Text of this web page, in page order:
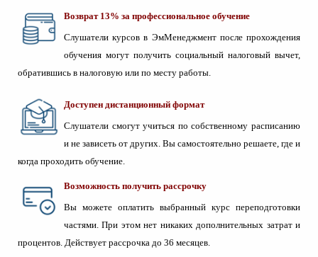
Возврат 13% за профессиональное обучение
Слушатели курсов в ЭмМенеджмент после прохождения
обучения могут получить социальный налоговый вычет,
обратившись в налоговую или по месту работы.
Доступен дистанционный формат
Слушатели смогут учиться по собственному расписанию
и не зависеть от других. Вы самостоятельно решаете, где и
когда проходить обучение.
Возможность получить рассрочку
Вы можете оплатить выбранный курс переподготовки
частями. При этом нет никаких дополнительных затрат и
процентов. Действует рассрочка до 36 месяцев.